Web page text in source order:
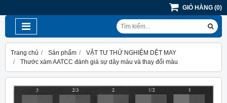
GIỎ HÀNG (0)
Trang chủ Sản phẩm
VẬT TƯ THỬ NGHIỆM DỆT MAY
Thước xám AATCC đánh giá sự dây màu và thay đổi màu